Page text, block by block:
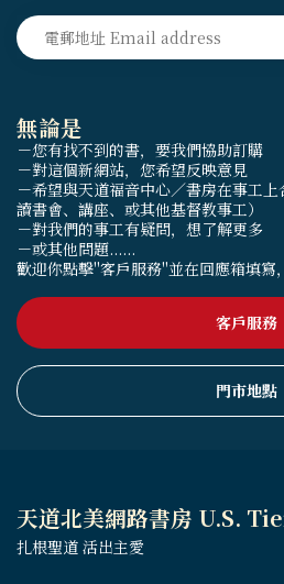
無論是
－您有找不到的書，要我們協助訂購
－對這個新網站，您希望反映意見
－希望與天道福音中心／書房在事工上
讀書會、講座、或其他基督教事工）
－對我們的事工有疑問，想了解更多
－或其他問題......
歡迎你點擊"客戶服務"並在回應箱填寫
客戶服務
門市地點
天道北美網路書房 U.S.
扎根聖道 活出主愛